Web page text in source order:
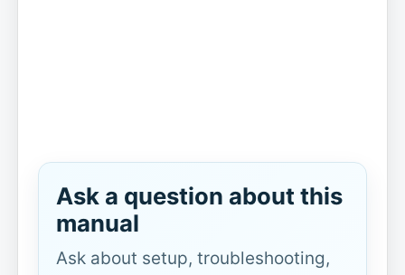
Ask a question about this
manual
Ask about setup, troubleshooting,